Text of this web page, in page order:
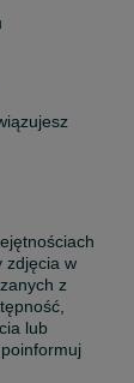
zdjęcia w
z
lub